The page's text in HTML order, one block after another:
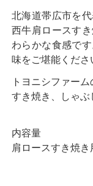
北海道帯広市を
西牛肩ロースす
わらかな食感で
味をご堪能くださ
トヨニシファー
すき焼き、しゃぶ
内容量
肩ロースすき焼